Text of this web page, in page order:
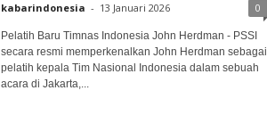
kabarindonesia - 13 Januari 2026 0
Pelatih Baru Timnas Indonesia John Herdman - PSSI
secara resmi memperkenalkan John Herdman sebagai
pelatih kepala Tim Nasional Indonesia dalam sebuah
acara di Jakarta,...